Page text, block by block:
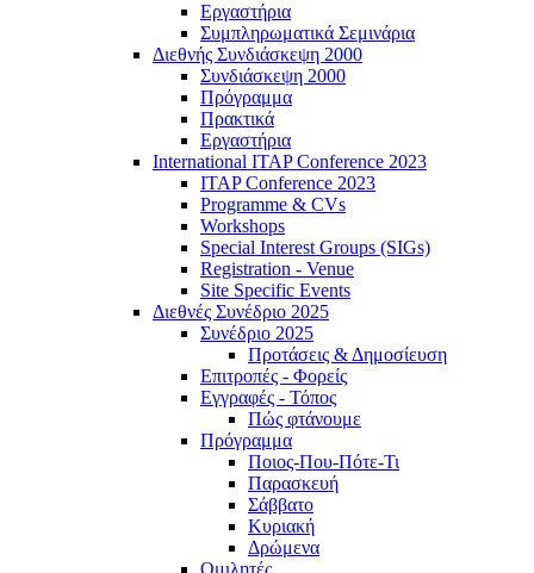
Εργαστήρια
Συμπληρωματικά Σεμινάρια
Διεθνής Συνδιάσκεψη 2000
Συνδιάσκεψη 2000
Πρόγραμμα
Πρακτικά
Εργαστήρια
International ITAP Conference 2023
ITAP Conference 2023
Programme & CVs
Workshops
Special Interest Groups (SIGs)
Registration - Venue
Site Specific Events
Διεθνές Συνέδριο 2025
Συνέδριο 2025
Προτάσεις & Δημοσίευση
Επιτροπές - Φορείς
Εγγραφές - Τόπος
Πώς φτάνουμε
Πρόγραμμα
Ποιος-Που-Πότε-Τι
Παρασκευή
Σάββατο
Κυριακή
Δρώμενα
Ομιλητές